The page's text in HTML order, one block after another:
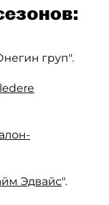
груп".
Эдвайс".